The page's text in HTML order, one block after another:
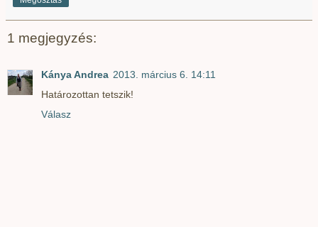
1 megjegyzés:
Kánya Andrea 2013. március 6. 14:11
Határozottan tetszik!
Válasz